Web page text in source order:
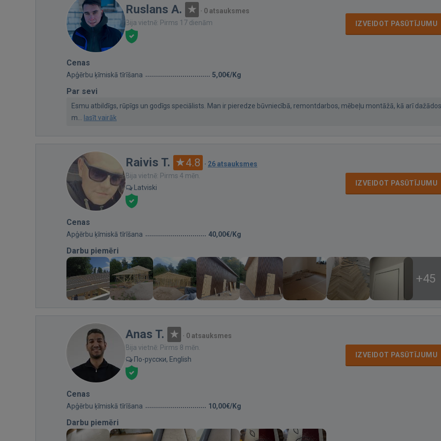
Ruslans A. · 0 atsauksmes
Bija vietnē: Pirms 17 dienām
IZVEIDOT PASŪTĪJUMU
Cenas
Apģērbu ķīmiskā tīrīšana 5,00€/Kg
Par sevi
Esmu atbildīgs, rūpīgs un godīgs speciālists. Man ir pieredze būvniecībā, remontdarbos, mēbeļu montāžā, kā arī dažādos
m... lasīt vairāk
Raivis T. 4.8 · 26 atsauksmes
Bija vietnē: Pirms 4 mēn.
Latviski
IZVEIDOT PASŪTĪJUMU
Cenas
Apģērbu ķīmiskā tīrīšana 40,00€/Kg
Darbu piemēri
+45
Anas T. · 0 atsauksmes
Bija vietnē: Pirms 8 mēn.
По-русски, English
IZVEIDOT PASŪTĪJUMU
Cenas
Apģērbu ķīmiskā tīrīšana 10,00€/Kg
Darbu piemēri